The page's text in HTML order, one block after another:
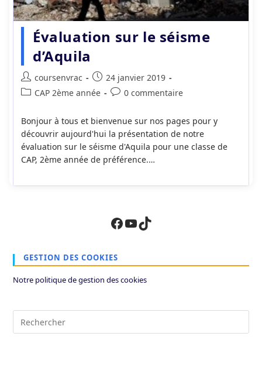
Évaluation sur le séisme
d’Aquila
Auteur/autrice
de
coursenvrac
Publication
publiée :
24 janvier 2019
PostCAP 2ème année
Commentaires
la
publication :
0 commentaire
Bonjour à tous et bienvenue sur nos pages pour y
découvrir aujourd'hui la présentation de notre
évaluation sur le séisme d'Aquila pour une classe de
CAP, 2ème année de préférence.…
Facebook
YouTube
TikTok
GESTION DES COOKIES
Notre politique de gestion des cookies